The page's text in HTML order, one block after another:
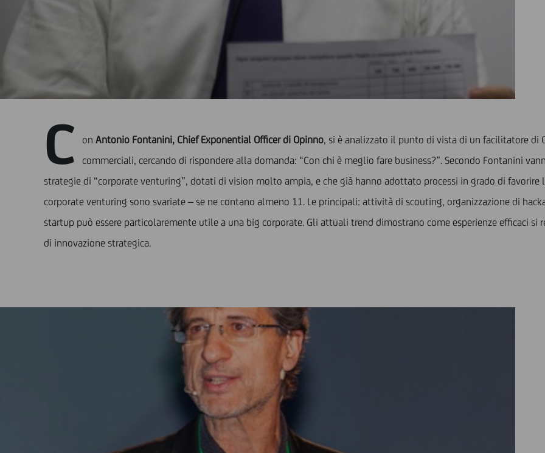
C on Antonio Fontanini, Chief Exponential Officer di Opinno, si è analizzato il punto di vista di un facilitatore di
commerciali, cercando di rispondere alla domanda: “Con chi è meglio fare business?”. Secondo Fontanini
strategie di “corporate venturing”, dotati di vision molto ampia, e che già hanno adottato processi in grado di favorire
corporate venturing sono svariate – se ne contano almeno 11. Le principali: attività di scouting, organizzazione di
startup può essere particolaremente utile a una big corporate. Gli attuali trend dimostrano come esperienze efficaci si
di innovazione strategica.